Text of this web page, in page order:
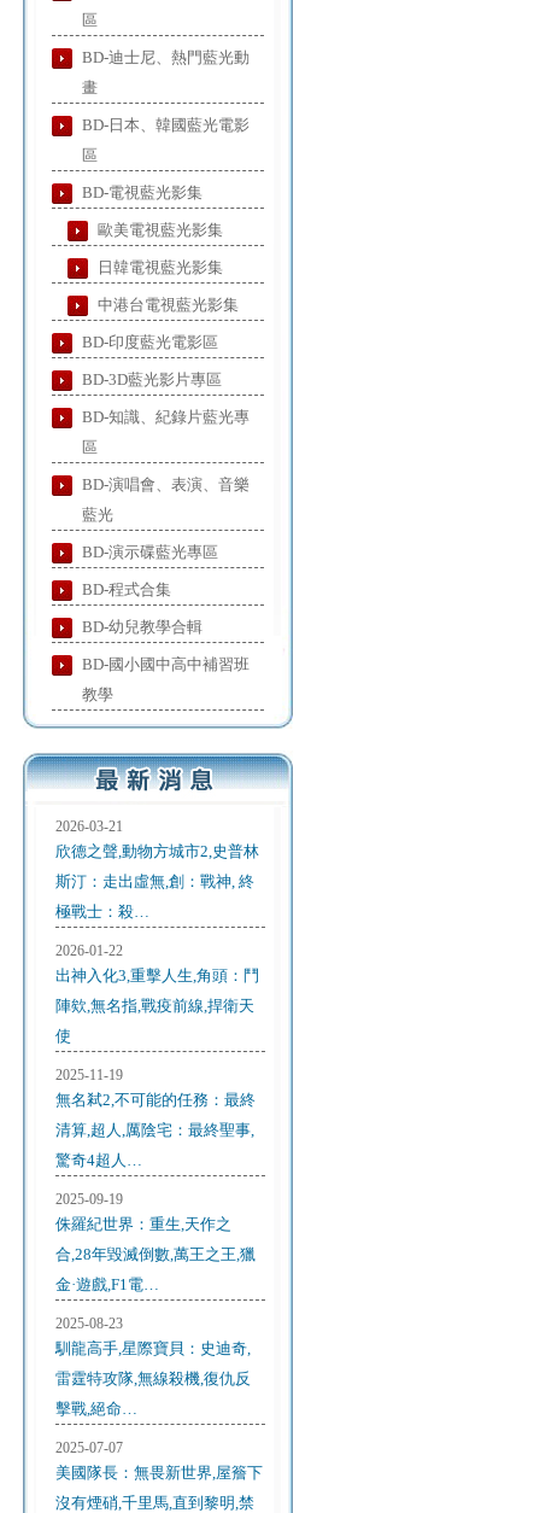
區
BD-迪士尼、熱門藍光動
畫
BD-日本、韓國藍光電影
區
BD-電視藍光影集
歐美電視藍光影集
日韓電視藍光影集
中港台電視藍光影集
BD-印度藍光電影區
BD-3D藍光影片專區
BD-知識、紀錄片藍光專
區
BD-演唱會、表演、音樂
藍光
BD-演示碟藍光專區
BD-程式合集
BD-幼兒教學合輯
BD-國小國中高中補習班
教學
2026-03-21
欣德之聲,動物方城市2,史普林
斯汀：走出虛無,創：戰神, 終
極戰士：殺…
2026-01-22
出神入化3,重擊人生,角頭：鬥
陣欸,無名指,戰疫前線,捍衛天
使
2025-11-19
無名弒2,不可能的任務：最終
清算,超人,厲陰宅：最終聖事,
驚奇4超人…
2025-09-19
侏羅紀世界：重生,天作之
合,28年毀滅倒數,萬王之王,獵
金·遊戲,F1電…
2025-08-23
馴龍高手,星際寶貝：史迪奇,
雷霆特攻隊,無線殺機,復仇反
擊戰,絕命…
2025-07-07
美國隊長：無畏新世界,屋簷下
沒有煙硝,千里馬,直到黎明,禁